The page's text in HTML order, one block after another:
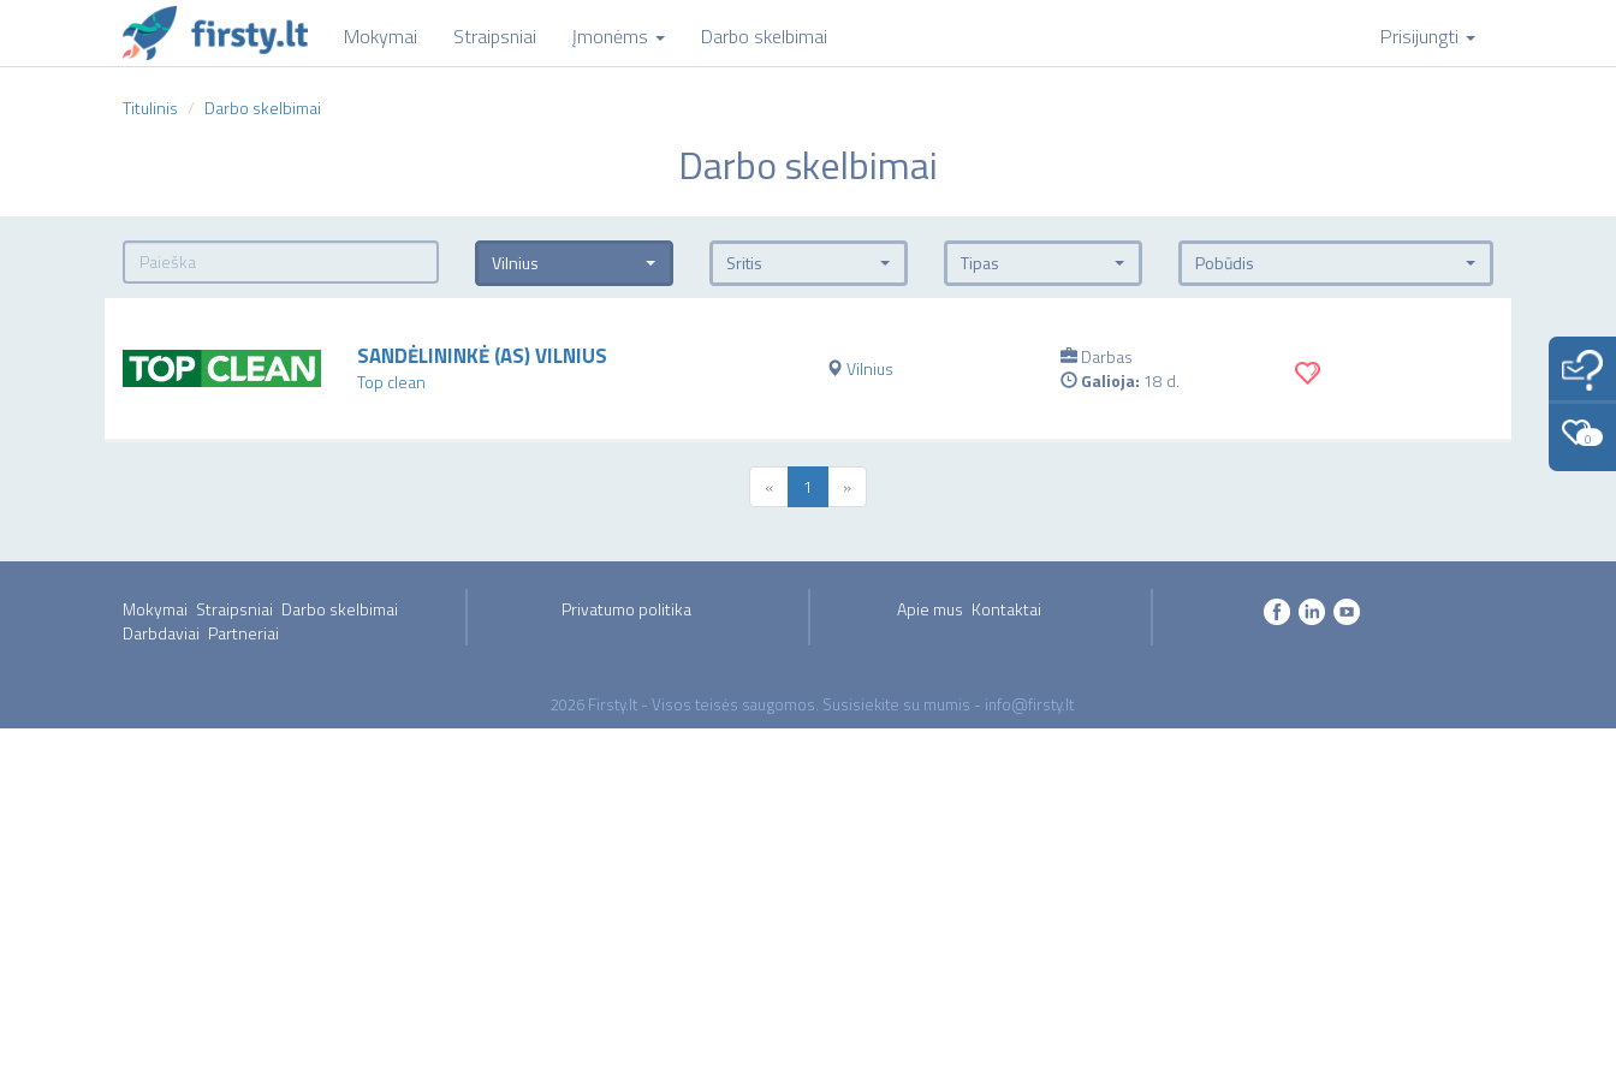
Mokymai Straipsniai Įmonėms Darbo skelbimai Prisijungti
Titulinis Darbo skelbimai
Darbo skelbimai
Vilnius Sritis Tipas Pobūdis
SANDĖLININKĖ (AS) VILNIUS
Top clean
Vilnius
Darbas
Galioja: 18 d.
« 1 »
0
Mokymai Straipsniai Darbo skelbimai
Darbdaviai Partneriai
Privatumo politika Apie mus Kontaktai
2026 Firsty.lt - Visos teisės saugomos. Susisiekite su mumis - info@firsty.lt